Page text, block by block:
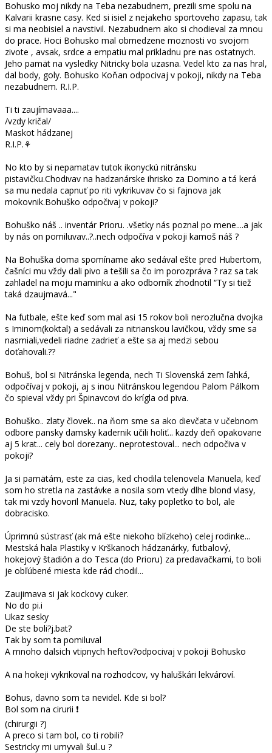
Bohusko moj nikdy na Teba nezabudnem, prezili sme spolu na
Kalvarii krasne casy. Ked si isiel z nejakeho sportoveho zapasu, tak
si ma neobisiel a navstivil. Nezabudnem ako si chodieval za mnou
do prace. Hoci Bohusko mal obmedzene moznosti vo svojom
zivote , avsak, srdce a empatiu mal prikladnu pre nas ostatnych.
Jeho pamät na vysledky Nitricky bola uzasna. Vedel kto za nas hral,
dal body, goly. Bohusko Koňan odpocivaj v pokoji, nikdy na Teba
nezabudnem. R.I.P.
Ti ti zaujímavaaa....
/vzdy kričal/
Maskot hádzanej
R.I.P.⚘
No kto by si nepamatav tutok ikonyckú nitránsku
pistavičku.Chodivav na hadzanárske ihrisko za Domino a tá kerá
sa mu nedala capnuť po riti vykrikuvav čo si fajnova jak
mokovnik.Bohuško odpočivaj v pokoji?
Bohuško náš .. inventár Prioru. .všetky nás poznal po mene....a jak
by nás on pomiluvav..?..nech odpočíva v pokoji kamoš náš ?
Na Bohuška doma spomíname ako sedával ešte pred Hubertom,
čašníci mu vždy dali pivo a tešili sa čo im porozpráva ? raz sa tak
zahladel na moju maminku a ako odborník zhodnotil “Ty si tiež
taká dzaujmavá..."
Na futbale, ešte keď som mal asi 15 rokov boli nerozlučna dvojka
s Iminom(koktal) a sedávali za nitrianskou lavičkou, vždy sme sa
nasmiali,vedeli riadne zadrieť a ešte sa aj medzi sebou
doťahovali.??
Bohuš, bol si Nitránska legenda, nech Ti Slovenská zem ľahká,
odpočívaj v pokoji, aj s inou Nitránskou legendou Palom Pálkom
čo spieval vždy pri Špinavcovi do krígla od piva.
Bohuško.. zlaty človek.. na ňom sme sa ako dievčata v učebnom
odbore pansky damsky kadernik učili holiť... kazdy deň opakovane
aj 5 krat... cely bol dorezany.. neprotestoval... nech odpočiva v
pokoji?
Ja si pamätám, este za cias, ked chodila telenovela Manuela, keď
som ho stretla na zastávke a nosila som vtedy dlhe blond vlasy,
tak mi vzdy hovoril Manuela. Nuz, taky popletko to bol, ale
dobracisko.
Úprimnú sústrasť (ak má ešte niekoho blízkeho) celej rodinke...
Mestská hala Plastiky v Krškanoch hádzanárky, futbalový,
hokejový štadión a do Tesca (do Prioru) za predavačkami, to boli
je obľúbené miesta kde rád chodil...
Zaujimava si jak kockovy cuker.
No do pi.i
Ukaz sesky
De ste boli?j.bat?
Tak by som ta pomiluval
A mnoho dalsich vtipnych heftov?odpocivaj v pokoji Bohusko
A na hokeji vykrikoval na rozhodcov, vy haluškári lekvároví.
Bohus, davno som ta nevidel. Kde si bol?
Bol som na cirurii ❗
(chirurgii ?)
A preco si tam bol, co ti robili?
Sestricky mi umyvali šul..u ?